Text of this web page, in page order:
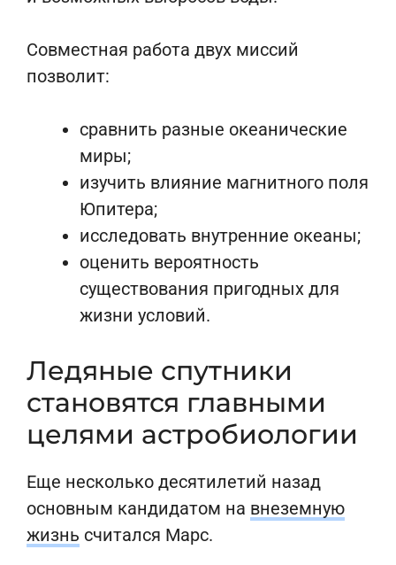
Совместная работа двух миссий
позволит:
сравнить разные океанические
миры;
изучить влияние магнитного поля
Юпитера;
исследовать внутренние океаны;
оценить вероятность
существования пригодных для
жизни условий.
Ледяные спутники
становятся главными
целями астробиологии
Еще несколько десятилетий назад
основным кандидатом на внеземную
жизнь считался Марс.